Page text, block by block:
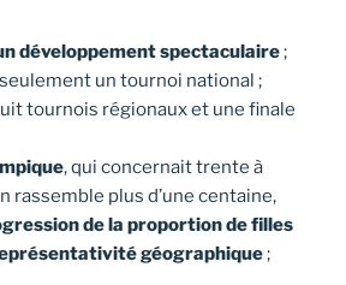
développement spectaculaire;
un tournoi national ;
tournois régionaux et une finale
, qui concernait trente à
rassemble plus d’une centaine,
de la proportion de filles
géographique;